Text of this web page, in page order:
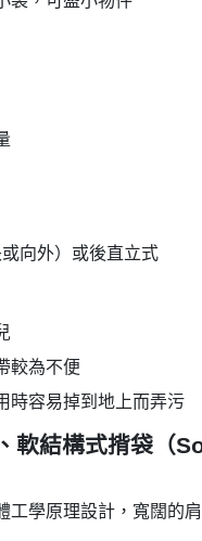
向外）或後直立式
較為不便
時容易掉到地上而弄污
軟結構式揹袋（
工學原理設計，寬闊的